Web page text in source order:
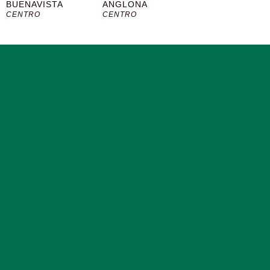
BUENAVISTA
CENTRO
ANGLONA
CENTRO